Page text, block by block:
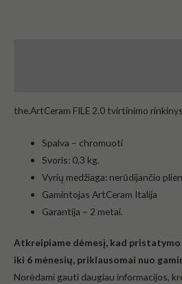
the.ArtCeram FILE 2.0 tvirtinimo
Spalva – chromuoti
Svoris: 0,3 kg.
Vyrių medžiaga: nerūdijančio
GamintojasArtCeram Italija
Garantija – 2 metai.
Atkreipiame dėmesį, kad
iki 6 mėnesių, priklausomai nuo
Norėdami gauti daugiau informacijos,